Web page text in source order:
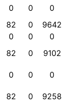
0 0
0
82 0
9642
0 0
0
82 0 9102
0 0 0
82 0 9258